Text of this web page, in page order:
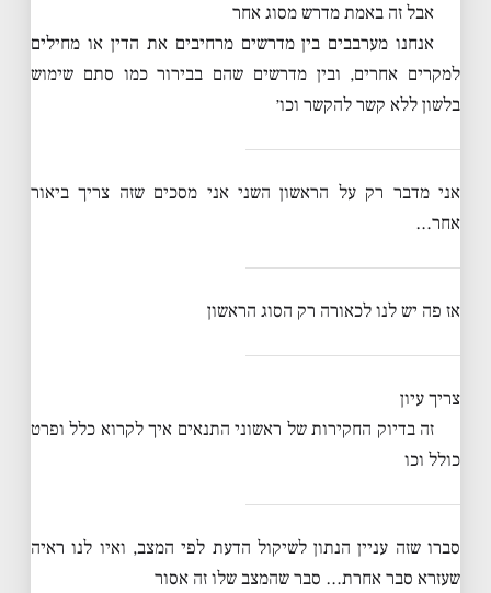
אבל זה באמת מדרש מסוג אחר
אנחנו מערבבים בין מדרשים מרחיבים את הדין או מחילים
למקרים אחרים, ובין מדרשים שהם בבירור כמו סתם שימוש
בלשון ללא קשר להקשר וכו׳
אני מדבר רק על הראשון השני אני מסכים שזה צריך ביאור
אחר…
אז פה יש לנו לכאורה רק הסוג הראשון
צריך עיון
זה בדיוק החקירות של ראשוני התנאים איך לקרוא כלל ופרט
כולל וכו
סברו שזה עניין הנתון לשיקול הדעת לפי המצב, ואיו לנו ראיה
שעזרא סבר אחרת… סבר שהמצב שלו זה אסור